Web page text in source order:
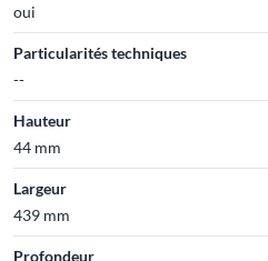
oui
Particularités techniques
--
Hauteur
44 mm
Largeur
439 mm
Profondeur